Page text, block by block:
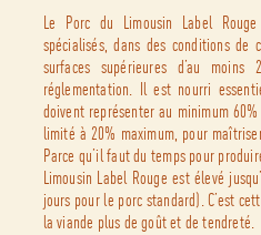
Le Porc du Limousin Label
spécialisés, dans des conditions
surfaces supérieures d’au
réglementation. Il est nourri
doivent représenter au minimum
limité à 20% maximum, pour
Parce qu’il faut du temps pour
Limousin Label Rouge est élevé
jours pour le porc standard). C’est
la viande plus de goût et de tendreté.